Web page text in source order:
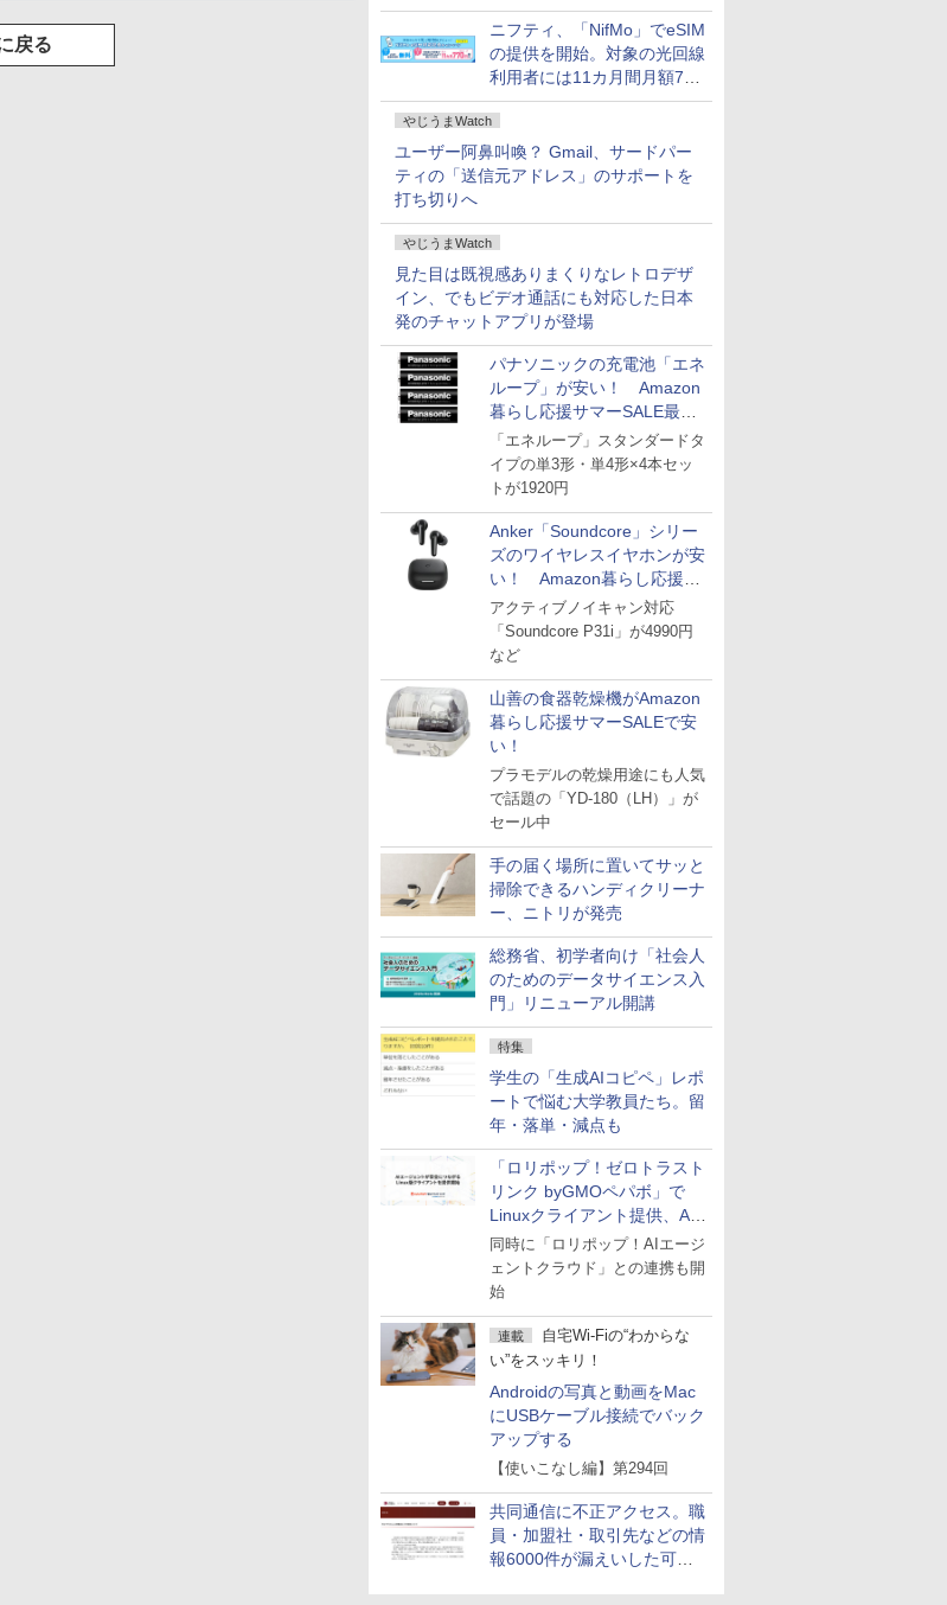
ョンへの更新を呼び掛け
ニフティ、「NifMo」でeSIM
の提供を開始。対象の光回線
利用者には11カ月間月額770
円割引のキャンペーン
やじうまWatch
ユーザー阿鼻叫喚？ Gmail、サードパー
ティの「送信元アドレス」のサポートを
打ち切りへ
やじうまWatch
見た目は既視感ありまくりなレトロデザ
イン、でもビデオ通話にも対応した日本
発のチャットアプリが登場
パナソニックの充電池「エネ
ループ」が安い！ Amazon
暮らし応援サマーSALE最終
日
「エネループ」スタンダードタ
イプの単3形・単4形×4本セッ
トが1920円
Anker「Soundcore」シリー
ズのワイヤレスイヤホンが安
い！ Amazon暮らし応援サ
マーSALE
アクティブノイキャン対応
「Soundcore P31i」が4990円
など
山善の食器乾燥機がAmazon
暮らし応援サマーSALEで安
い！
プラモデルの乾燥用途にも人気
で話題の「YD-180（LH）」が
セール中
手の届く場所に置いてサッと
掃除できるハンディクリーナ
ー、ニトリが発売
総務省、初学者向け「社会人
のためのデータサイエンス入
門」リニューアル開講
特集
学生の「生成AIコピペ」レポ
ートで悩む大学教員たち。留
年・落単・減点も
「ロリポップ！ゼロトラスト
リンク byGMOペパボ」で
Linuxクライアント提供、AI
エージェントの接続が容易に
同時に「ロリポップ！AIエージ
ェントクラウド」との連携も開
始
連載
自宅Wi-Fiの“わからな
い”をスッキリ！
Androidの写真と動画をMac
にUSBケーブル接続でバック
アップする
【使いこなし編】第294回
共同通信に不正アクセス。職
員・加盟社・取引先などの情
報6000件が漏えいした可能
戻る